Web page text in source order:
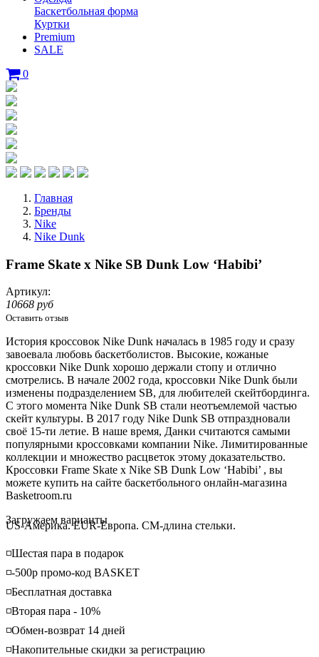
Баскетбольная форма
Куртки
Premium
SALE
0
Главная
Бренды
Nike
Nike Dunk
Frame Skate x Nike SB Dunk Low ‘Habibi’
Артикул:
10668 руб
Оставить отзыв
История кроссовок Nike Dunk началась в 1985 году и сразу
завоевала любовь баскетболистов. Высокие, кожаные
кроссовки Nike Dunk хорошо держали стопу и отлично
смотрелись. В начале 2002 года, кроссовки Nike Dunk были
изменены подразделением SB, для любителей скейтбординга.
С этого момента Nike Dunk SB стали неотъемлемой частью
скейт культуры. В 2017 году Nike Dunk SB отпраздновали
своё 15-ти летие. В наше время, Данки считаются самыми
популярными кроссовками компании Nike. Лимитированные
коллекции и множество расцветок этому доказательство.
Кроссовки Frame Skate x Nike SB Dunk Low ‘Habibi’ , вы
можете купить на сайте баскетбольного онлайн-магазина
Basketroom.ru
Loading...
Загружаем варианты
US-Америка. EUR-Европа. CM-длина стельки.
◽️Шестая пара в подарок
◽️-500р промо-код BASKET
◽️Бесплатная доставка
◽️Вторая пара - 10%
◽️Обмен-возврат 14 дней
◽️Накопительные скидки за регистрацию